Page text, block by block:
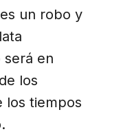
un robo y
será en
los
los tiempos